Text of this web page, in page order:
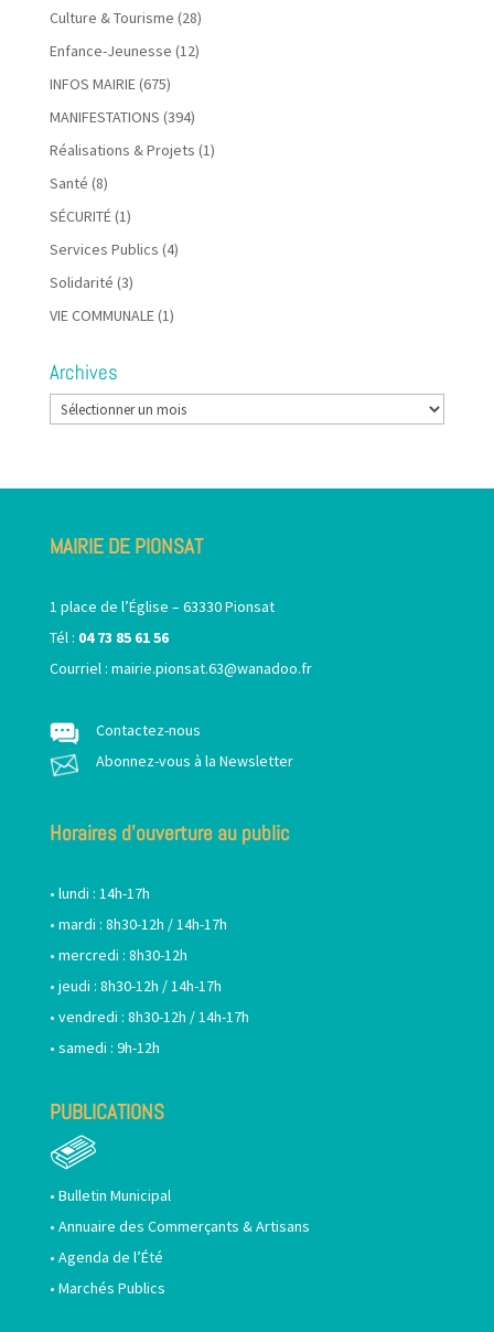
Culture & Tourisme (28)
Enfance-Jeunesse (12)
INFOS MAIRIE(675)
MANIFESTATIONS (394)
Réalisations & Projets (1)
Santé (8)
SÉCURITÉ(1)
Services Publics (4)
Solidarité (3)
VIE COMMUNALE(1)
Archives
Archives
MAIRIE DE PIONSAT
1 place de l’Église – 63330 Pionsat
Tél : 04 73 85 61 56
Courriel : mairie.pionsat.63@wanadoo.fr
Contactez-nous
Abonnez-vous à la Newsletter
Horaires d’ouverture au public
• lundi : 14h-17h
• mardi : 8h30-12h / 14h-17h
• mercredi : 8h30-12h
• jeudi : 8h30-12h / 14h-17h
• vendredi : 8h30-12h / 14h-17h
• samedi : 9h-12h
PUBLICATIONS
• Bulletin Municipal
• Annuaire des Commerçants & Artisans
• Agenda de l’Été
• Marchés Publics